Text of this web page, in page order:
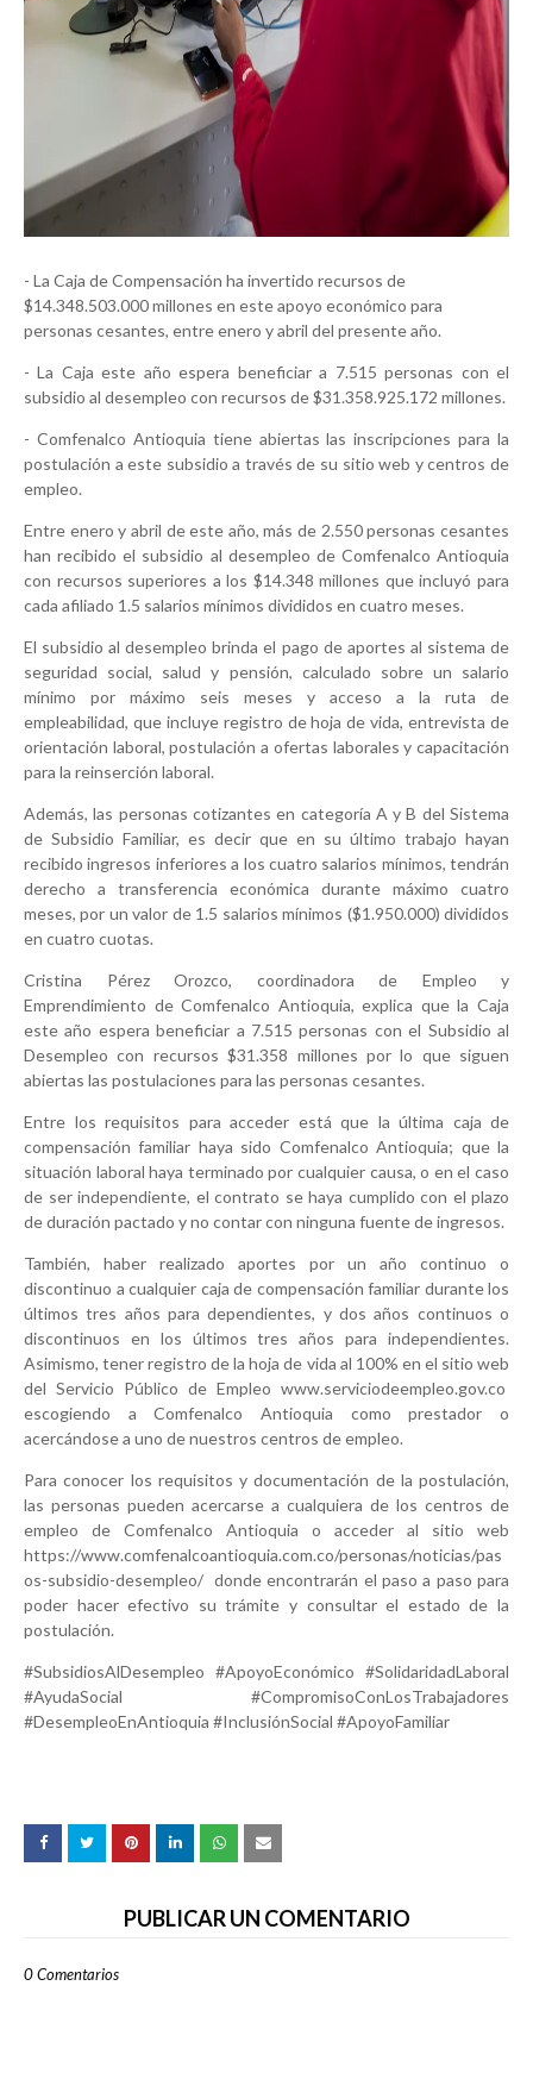
- La Caja de Compensación ha invertido recursos de
$14.348.503.000 millones en este apoyo económico para
personas cesantes, entre enero y abril del presente año.
- La Caja este año espera beneficiar a 7.515 personas con el
subsidio al desempleo con recursos de $31.358.925.172 millones.
- Comfenalco Antioquia tiene abiertas las inscripciones para la
postulación a este subsidio a través de su sitio web y centros de
empleo.
Entre enero y abril de este año, más de 2.550 personas cesantes
han recibido el subsidio al desempleo de Comfenalco Antioquia
con recursos superiores a los $14.348 millones que incluyó para
cada afiliado 1.5 salarios mínimos divididos en cuatro meses.
El subsidio al desempleo brinda el pago de aportes al sistema de
seguridad social, salud y pensión, calculado sobre un salario
mínimo por máximo seis meses y acceso a la ruta de
empleabilidad, que incluye registro de hoja de vida, entrevista de
orientación laboral, postulación a ofertas laborales y capacitación
para la reinserción laboral.
Además, las personas cotizantes en categoría A y B del Sistema
de Subsidio Familiar, es decir que en su último trabajo hayan
recibido ingresos inferiores a los cuatro salarios mínimos, tendrán
derecho a transferencia económica durante máximo cuatro
meses, por un valor de 1.5 salarios mínimos ($1.950.000) divididos
en cuatro cuotas.
Cristina Pérez Orozco, coordinadora de Empleo y
Emprendimiento de Comfenalco Antioquia, explica que la Caja
este año espera beneficiar a 7.515 personas con el Subsidio al
Desempleo con recursos $31.358 millones por lo que siguen
abiertas las postulaciones para las personas cesantes.
Entre los requisitos para acceder está que la última caja de
compensación familiar haya sido Comfenalco Antioquia; que la
situación laboral haya terminado por cualquier causa, o en el caso
de ser independiente, el contrato se haya cumplido con el plazo
de duración pactado y no contar con ninguna fuente de ingresos.
También, haber realizado aportes por un año continuo o
discontinuo a cualquier caja de compensación familiar durante los
últimos tres años para dependientes, y dos años continuos o
discontinuos en los últimos tres años para independientes.
Asimismo, tener registro de la hoja de vida al 100% en el sitio web
del Servicio Público de Empleo www.serviciodeempleo.gov.co
escogiendo a Comfenalco Antioquia como prestador o
acercándose a uno de nuestros centros de empleo.
Para conocer los requisitos y documentación de la postulación,
las personas pueden acercarse a cualquiera de los centros de
empleo de Comfenalco Antioquia o acceder al sitio web
https://www.comfenalcoantioquia.com.co/personas/noticias/pas
os-subsidio-desempleo/ donde encontrarán el paso a paso para
poder hacer efectivo su trámite y consultar el estado de la
postulación.
#SubsidiosAlDesempleo #ApoyoEconómico #SolidaridadLaboral
#AyudaSocial #CompromisoConLosTrabajadores
#DesempleoEnAntioquia #InclusiónSocial #ApoyoFamiliar
PUBLICAR UN COMENTARIO
0 Comentarios